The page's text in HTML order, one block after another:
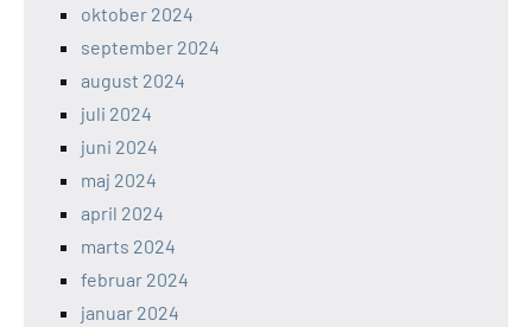
oktober 2024
september 2024
august 2024
juli 2024
juni 2024
maj 2024
april 2024
marts 2024
februar 2024
januar 2024